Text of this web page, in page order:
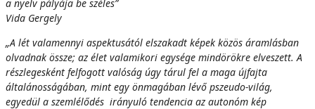
a nyelv pályája be széles”
Vida Gergely
„A lét valamennyi aspektusától elszakadt képek közös áramlásban
olvadnak össze; az élet valamikori egysége mindörökre elveszett. A
részlegesként felfogott valóság úgy tárul fel a maga újfajta
általánosságában, mint egy önmagában lévő pszeudo-világ,
egyedül a szemlélődés irányuló tendencia az autonóm kép